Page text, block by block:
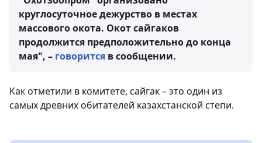
круглосуточное дежурство в местах
массового окота. Окот сайгаков
продолжится предположительно до конца
мая", – говорится в сообщении.
Как отметили в комитете, сайгак – это один из
самых древних обитателей казахстанской степи.